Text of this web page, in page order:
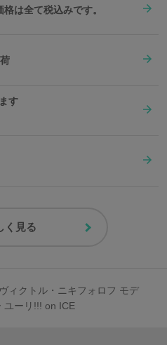
は全て税込みです。
す
く見る
ヴィクトル・ニキフォロフ モデ
ーリ!!! on ICE